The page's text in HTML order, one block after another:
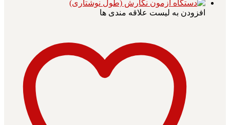
افزودن به لیست علاقه مندی ها